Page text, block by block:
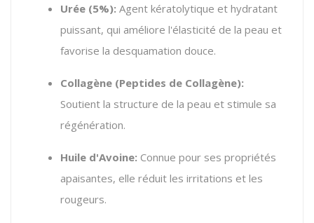
Urée (5%): Agent kératolytique et hydratant
puissant, qui améliore l'élasticité de la peau et
favorise la desquamation douce.
Collagène (Peptides de Collagène):
Soutient la structure de la peau et stimule sa
régénération.
Huile d'Avoine: Connue pour ses propriétés
apaisantes, elle réduit les irritations et les
rougeurs.